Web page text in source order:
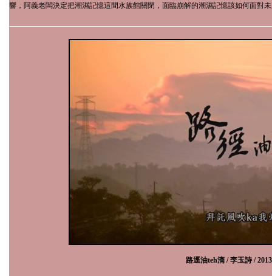
響，阿義老闆決定把潮濕記憶這間水族館關閉，面臨崩解的潮濕記憶該如何面對
路逕油teh滴 / 李玉詩 /